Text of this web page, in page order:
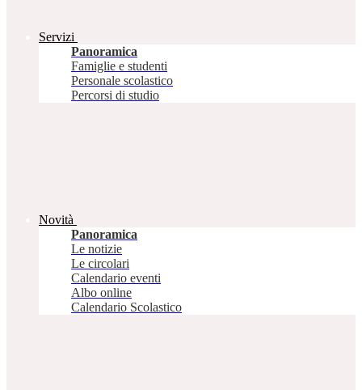
Servizi
Panoramica
Famiglie e studenti
Personale scolastico
Percorsi di studio
Novità
Panoramica
Le notizie
Le circolari
Calendario eventi
Albo online
Calendario Scolastico